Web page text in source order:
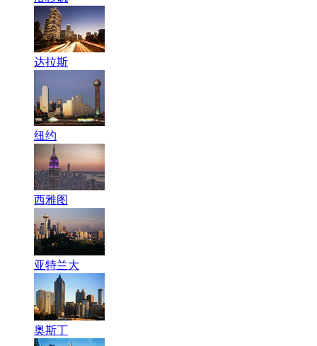
达拉斯
纽约
西雅图
亚特兰大
奥斯丁